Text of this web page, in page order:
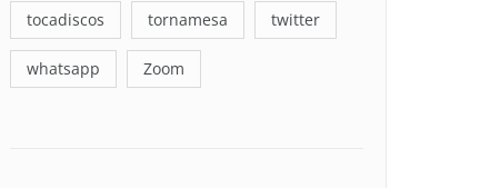
tocadiscos tornamesa twitter
whatsapp Zoom